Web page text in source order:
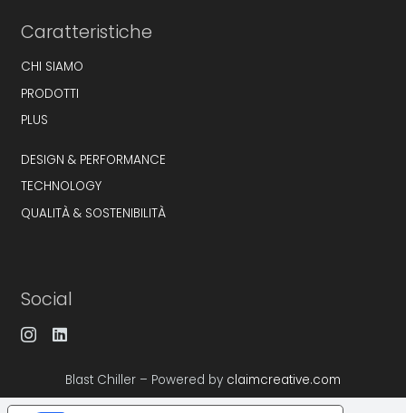
Caratteristiche
CHI SIAMO
PRODOTTI
PLUS
DESIGN & PERFORMANCE
TECHNOLOGY
QUALITÀ & SOSTENIBILITÀ
Social
Blast Chiller – Powered by claimcreative.com